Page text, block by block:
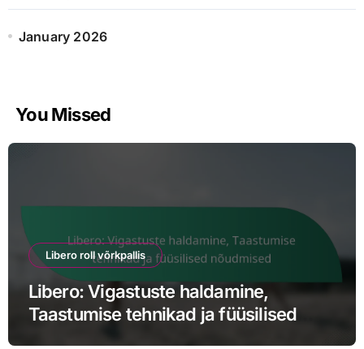
January 2026
You Missed
Libero roll võrkpallis
Libero: Vigastuste haldamine,
Taastumise tehnikad ja füüsilised
nõudmised